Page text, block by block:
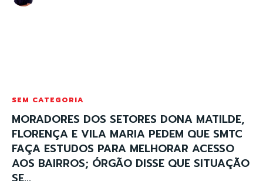
SEM CATEGORIA
MORADORES DOS SETORES DONA MATILDE,
FLORENÇA E VILA MARIA PEDEM QUE SMTC
FAÇA ESTUDOS PARA MELHORAR ACESSO
AOS BAIRROS; ÓRGÃO DISSE QUE SITUAÇÃO